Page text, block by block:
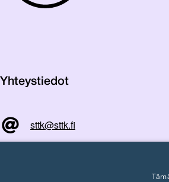
Yhteystiedot
sttk@sttk.fi
Helsinki, PL 421, 00101 Helsinki